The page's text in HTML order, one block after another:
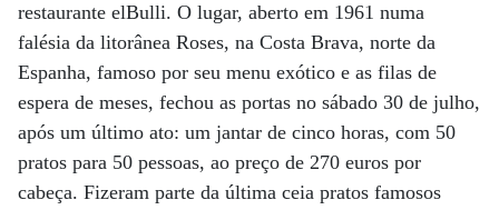
restaurante elBulli. O lugar, aberto em 1961 numa
falésia da litorânea Roses, na Costa Brava, norte da
Espanha, famoso por seu menu exótico e as filas de
espera de meses, fechou as portas no sábado 30 de julho,
após um último ato: um jantar de cinco horas, com 50
pratos para 50 pessoas, ao preço de 270 euros por
cabeça. Fizeram parte da última ceia pratos famosos